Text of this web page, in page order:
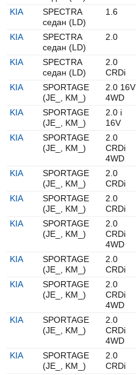
KIA
SPECTRA
седан (LD)
1.6
KIA
SPECTRA
седан (LD)
2.0
KIA
SPECTRA
седан (LD)
2.0
CRDi
KIA
SPORTAGE
(JE_, KM_)
2.0 16V
4WD
KIA
SPORTAGE
(JE_, KM_)
2.0 i
16V
KIA
SPORTAGE
(JE_, KM_)
2.0
CRDi
4WD
KIA
SPORTAGE
(JE_, KM_)
2.0
CRDi
KIA
SPORTAGE
(JE_, KM_)
2.0
CRDi
KIA
SPORTAGE
(JE_, KM_)
2.0
CRDi
4WD
KIA
SPORTAGE
(JE_, KM_)
2.0
CRDi
KIA
SPORTAGE
(JE_, KM_)
2.0
CRDi
4WD
KIA
SPORTAGE
(JE_, KM_)
2.0
CRDi
4WD
KIA
SPORTAGE
(JE_, KM_)
2.0
CRDi